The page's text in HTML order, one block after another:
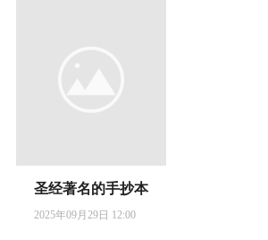
圣经著名的手抄本
2025年09月29日 12:00